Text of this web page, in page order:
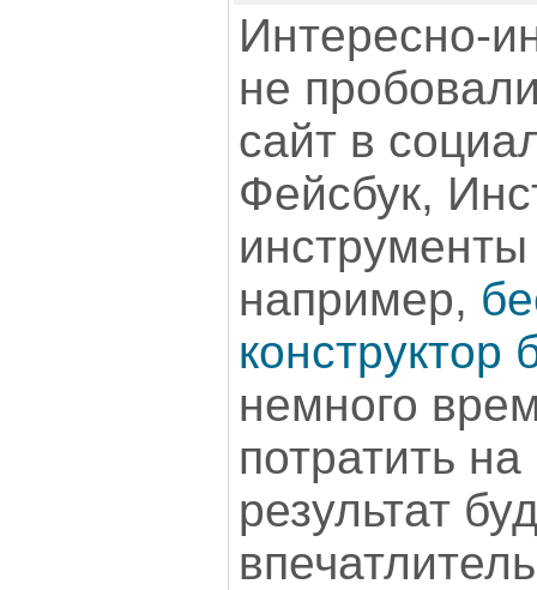
Интересно-
не
сайт в
Фейсбук,
инструменты
например,
конструктор
немного
потратить
результат